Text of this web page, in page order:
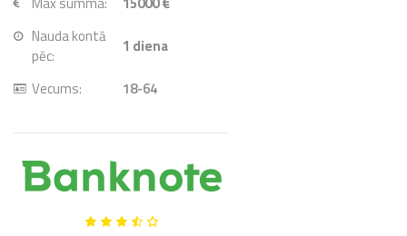
Nauda kontā
pēc:
1 diena
Vecums: 18-64